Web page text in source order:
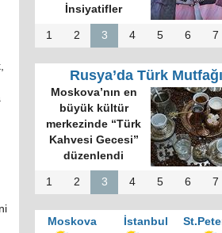
İnsiyatifler
1 2 3 4 5 6 7
Rusya’da Türk Mutfağı
Moskova’nın en
büyük kültür
merkezinde “Türk
Kahvesi Gecesi”
düzenlendi
1 2 3 4 5 6 7
Moskova İstanbul